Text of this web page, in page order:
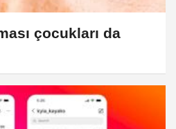
çocukları da